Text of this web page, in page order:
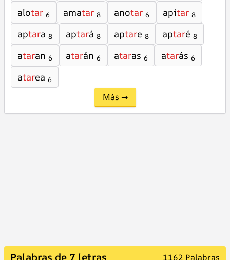
alotar 6 amatar 8 anotar 6 apitar 8
aptara 8 aptará 8 aptare 8 aptaré 8
ataran 6 atarán 6 ataras 6 atarás 6
atarea 6
Más →
Palabras de 7 letras 1162 Palabras